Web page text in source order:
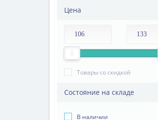
Цена
Товары со скидкой
Состояние на складе
В наличии